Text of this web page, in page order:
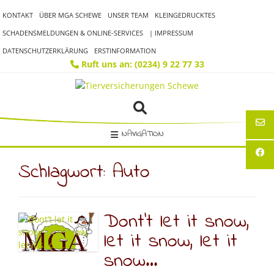
to
content
KONTAKT ÜBER MGA SCHEWE UNSER TEAM
KLEINGEDRUCKTES
SCHADENSMELDUNGEN & ONLINE-SERVICES
| IMPRESSUM
DATENSCHUTZERKLÄRUNG
ERSTINFORMATION
Ruft uns an: (0234) 9 22 77 33
NAVIGATION
Schlagwort: Auto
Dont’t let it snow,
let it snow, let it
snow…